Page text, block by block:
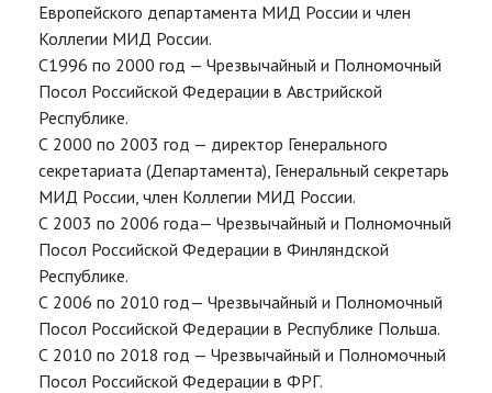
Европейского департамента МИД России и член
Коллегии МИД России.
С1996 по 2000 год — Чрезвычайный и Полномочный
Посол Российской Федерации в Австрийской
Республике.
С 2000 по 2003 год — директор Генерального
секретариата (Департамента), Генеральный секретарь
МИД России, член Коллегии МИД России.
С 2003 по 2006 года— Чрезвычайный и Полномочный
Посол Российской Федерации в Финляндской
Республике.
С 2006 по 2010 год— Чрезвычайный и Полномочный
Посол Российской Федерации в Республике Польша.
С 2010 по 2018 год — Чрезвычайный и Полномочный
Посол Российской Федерации в ФРГ.